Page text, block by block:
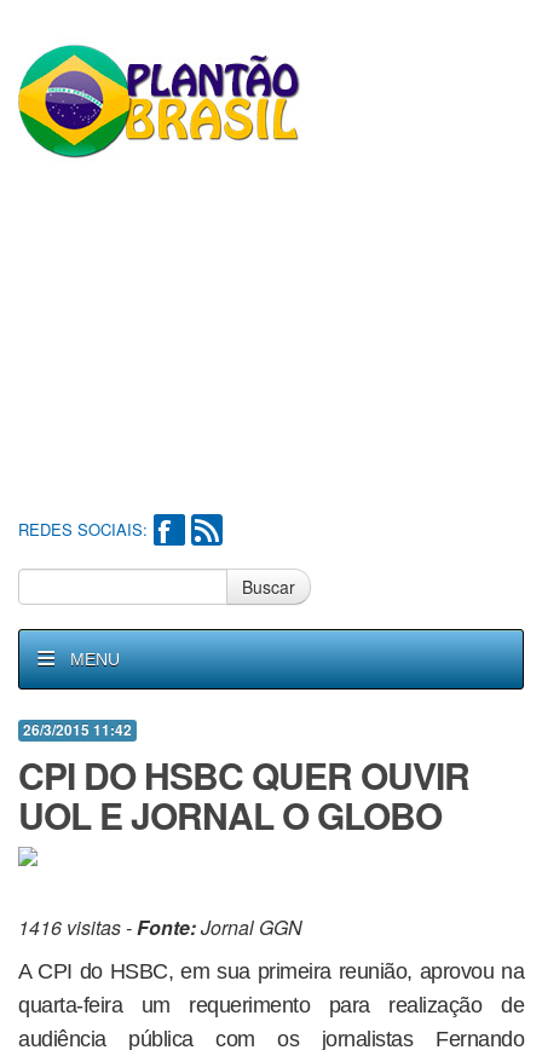
REDES SOCIAIS:
Buscar
MENU
26/3/2015 11:42
CPI DO HSBC QUER OUVIR
UOL E JORNAL O GLOBO
1416 visitas -Fonte:Jornal GGN
A CPI do HSBC, em sua primeira reunião, aprovou na
quarta-feira um requerimento para realização de
audiência pública com os jornalistas Fernando